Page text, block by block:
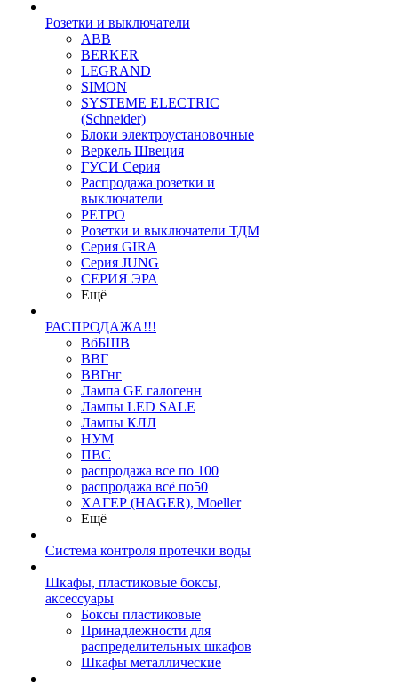
Розетки и выключатели
ABB
BERKER
LEGRAND
SIMON
SYSTEME ELECTRIC
(Schneider)
Блоки электроустановочные
Веркель Швеция
ГУСИ Серия
Распродажа розетки и
выключатели
РЕТРО
Розетки и выключатели ТДМ
Серия GIRA
Серия JUNG
СЕРИЯ ЭРА
Ещё
РАСПРОДАЖА!!!
ВбБШВ
ВВГ
ВВГнг
Лампа GE галогенн
Лампы LED SALE
Лампы КЛЛ
НУМ
ПВС
распродажа все по 100
распродажа всё по50
ХАГЕР (HAGER), Moeller
Ещё
Система контроля протечки воды
Шкафы, пластиковые боксы,
аксессуары
Боксы пластиковые
Принадлежности для
распределительных шкафов
Шкафы металлические